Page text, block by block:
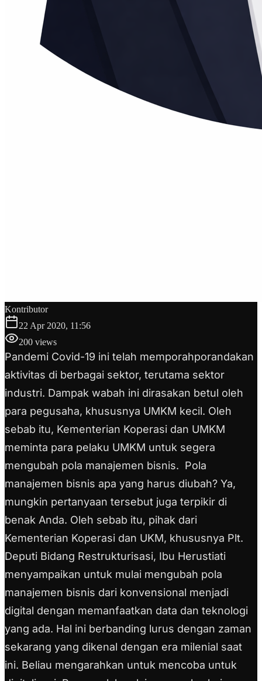
Kontributor
22 Apr 2020, 11:56
200 views
Pandemi Covid-19 ini telah memporahporandakan
aktivitas di berbagai sektor, terutama sektor
industri. Dampak wabah ini dirasakan betul oleh
para pegusaha, khususnya UMKM kecil. Oleh
sebab itu, Kementerian Koperasi dan UMKM
meminta para pelaku UMKM untuk segera
mengubah pola manajemen bisnis. Pola
manajemen bisnis apa yang harus diubah? Ya,
mungkin pertanyaan tersebut juga terpikir di
benak Anda. Oleh sebab itu, pihak dari
Kementerian Koperasi dan UKM, khususnya Plt.
Deputi Bidang Restrukturisasi, Ibu Herustiati
menyampaikan untuk mulai mengubah pola
manajemen bisnis dari konvensional menjadi
digital dengan memanfaatkan data dan teknologi
yang ada. Hal ini berbanding lurus dengan zaman
sekarang yang dikenal dengan era milenial saat
ini. Beliau mengarahkan untuk mencoba untuk